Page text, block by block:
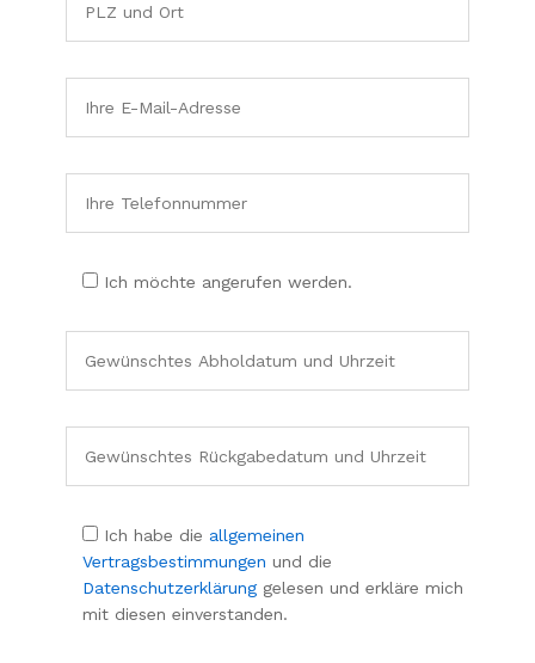
Ich möchte angerufen werden.
Ich habe die allgemeinen
Vertragsbestimmungen und die
Datenschutzerklärung gelesen und erkläre mich
mit diesen einverstanden.